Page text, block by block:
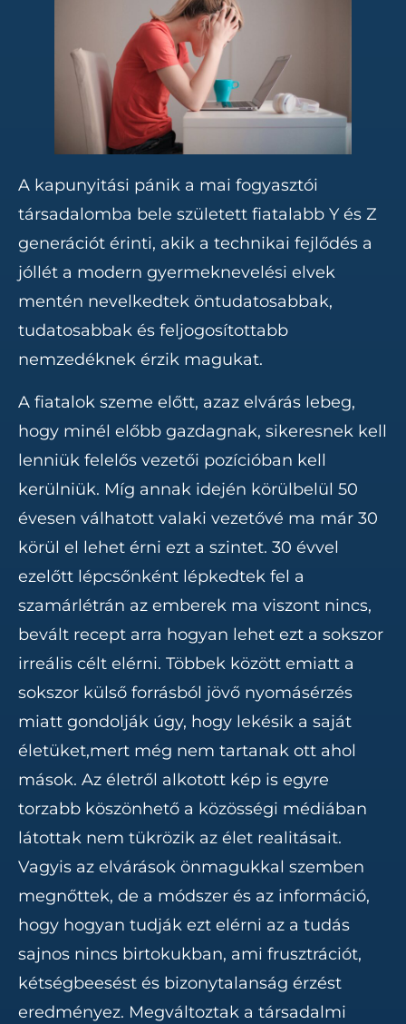
A kapunyitási pánik a mai fogyasztói
társadalomba bele született fiatalabb Y és Z
generációt érinti, akik a technikai fejlődés a
jóllét a modern gyermeknevelési elvek
mentén nevelkedtek öntudatosabbak,
tudatosabbak és feljogosítottabb
nemzedéknek érzik magukat.
A fiatalok szeme előtt, azaz elvárás lebeg,
hogy minél előbb gazdagnak, sikeresnek kell
lenniük felelős vezetői pozícióban kell
kerülniük. Míg annak idején körülbelül 50
évesen válhatott valaki vezetővé ma már 30
körül el lehet érni ezt a szintet. 30 évvel
ezelőtt lépcsőnként lépkedtek fel a
szamárlétrán az emberek ma viszont nincs,
bevált recept arra hogyan lehet ezt a sokszor
irreális célt elérni. Többek között emiatt a
sokszor külső forrásból jövő nyomásérzés
miatt gondolják úgy, hogy lekésik a saját
életüket,mert még nem tartanak ott ahol
mások. Az életről alkotott kép is egyre
torzabb köszönhető a közösségi médiában
látottak nem tükrözik az élet realitásait.
Vagyis az elvárások önmagukkal szemben
megnőttek, de a módszer és az információ,
hogy hogyan tudják ezt elérni az a tudás
sajnos nincs birtokukban, ami frusztrációt,
kétségbeesést és bizonytalanság érzést
eredményez. Megváltoztak a társadalmi